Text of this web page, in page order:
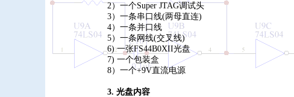
2）一个Super JTAG调试头
3）一条串口线(两母直连)
4）一条并口线
5）一条网线(交叉线)
6) 一张FS44B0XII光盘
7) 一个包装盒
8）一个+9V直流电源
3. 光盘内容